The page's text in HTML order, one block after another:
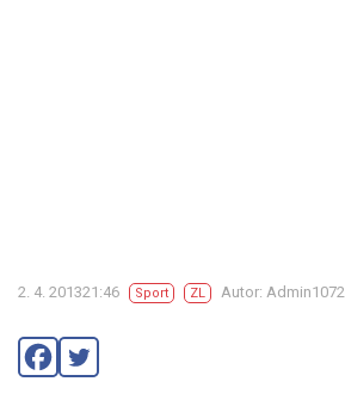
2. 4. 201321:46 Sport ZL Autor: Admin1072